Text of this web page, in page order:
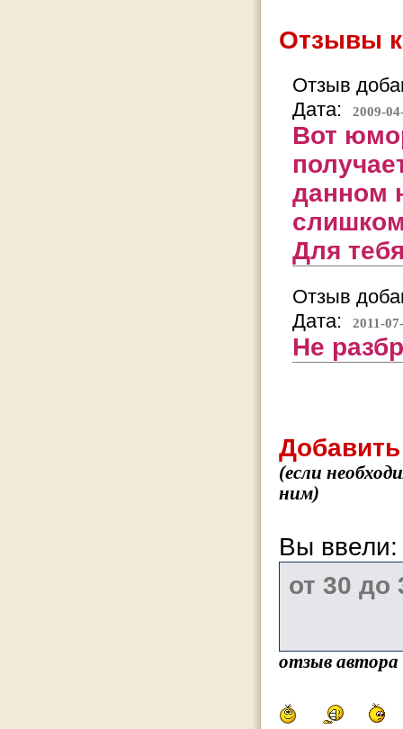
Отзывы
Отзыв
Дата:
2009-
Вот
данном
Для
Отзыв
Дата:
2011-
Не
(если
ним)
Вы
отзыв